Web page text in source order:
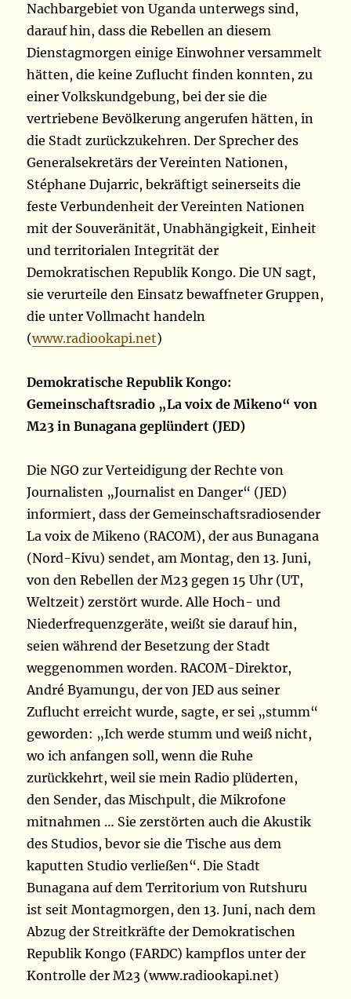
Nachbargebiet von Uganda unterwegs sind,
darauf hin, dass die Rebellen an diesem
Dienstagmorgen einige Einwohner versammelt
hätten, die keine Zuflucht finden konnten, zu
einer Volkskundgebung, bei der sie die
vertriebene Bevölkerung angerufen hätten, in
die Stadt zurückzukehren. Der Sprecher des
Generalsekretärs der Vereinten Nationen,
Stéphane Dujarric, bekräftigt seinerseits die
feste Verbundenheit der Vereinten Nationen
mit der Souveränität, Unabhängigkeit, Einheit
und territorialen Integrität der
Demokratischen Republik Kongo. Die UN sagt,
sie verurteile den Einsatz bewaffneter Gruppen,
die unter Vollmacht handeln
(www.radiookapi.net)
Demokratische Republik Kongo:
Gemeinschaftsradio „La voix de Mikeno“ von
M23 in Bunagana geplündert (JED)
Die NGO zur Verteidigung der Rechte von
Journalisten „Journalist en Danger“ (JED)
informiert, dass der Gemeinschaftsradiosender
La voix de Mikeno (RACOM), der aus Bunagana
(Nord-Kivu) sendet, am Montag, den 13. Juni,
von den Rebellen der M23 gegen 15 Uhr (UT,
Weltzeit) zerstört wurde. Alle Hoch- und
Niederfrequenzgeräte, weißt sie darauf hin,
seien während der Besetzung der Stadt
weggenommen worden. RACOM-Direktor,
André Byamungu, der von JED aus seiner
Zuflucht erreicht wurde, sagte, er sei „stumm“
geworden: „Ich werde stumm und weiß nicht,
wo ich anfangen soll, wenn die Ruhe
zurückkehrt, weil sie mein Radio plüderten,
den Sender, das Mischpult, die Mikrofone
mitnahmen … Sie zerstörten auch die Akustik
des Studios, bevor sie die Tische aus dem
kaputten Studio verließen“. Die Stadt
Bunagana auf dem Territorium von Rutshuru
ist seit Montagmorgen, den 13. Juni, nach dem
Abzug der Streitkräfte der Demokratischen
Republik Kongo (FARDC) kampflos unter der
Kontrolle der M23 (www.radiookapi.net)